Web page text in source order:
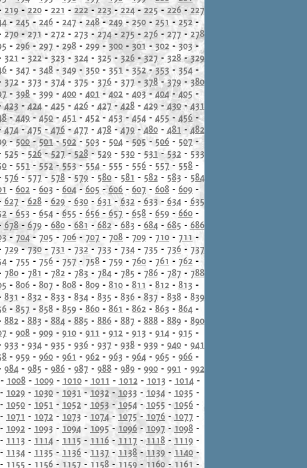
219- 220- 221 - 222- 223 - 224- 225 - 226- 227
- 245- 246 - 247 - 248-249- 250 - 251 - 252-
270- 271 - 272- 273 - 274- 275- 276- 277 - 278
- 296- 297 - 298 - 299 - 300 - 301-302 - 303 -
321 - 322- 323 - 324- 325 - 326-327 -328-329
- 347 - 348 - 349 - 350 - 351 -352-353 - 354 -
372- 373 - 374- 375- 376- 377- 378-379- 380
- 398 - 399 - 400 - 401 -402 - 403-404 - 405 -
423 -424- 425 - 426- 427- 428- 429-430-431
-449 -450 - 451 - 452 - 453 -454 - 455 -456 -
474-475 -476- 477 - 478-479-480- 481 -482
-500-501-502 - 503 - 504 -505-506 - 507-
525 - 526-527 -528- 529- 530- 531- 532- 533
- 551 - 552- 553- 554 - 555 - 556 - 557 - 558 -
576-577 - 578- 579- 580- 581 - 582- 583 - 584
- 602 - 603 - 604- 605 -606 - 607 - 608 - 609 -
627 - 628- 629- 630- 631-632- 633 - 634- 635
- 653 - 654 - 655 - 656 - 657 - 658 - 659 - 660 -
678- 679- 680- 681 - 682- 683 - 684- 685 - 686
- 704- 705 - 706 - 707 - 708 - 709 - 710 - 711 -
729-730- 731 - 732- 733 - 734- 735 - 736- 737
- 755 - 756 - 757 - 758 - 759 - 760 - 761 - 762 -
780- 781 - 782- 783 - 784- 785 - 786- 787 - 788
- 806 - 807 - 808 - 809 - 810 - 811 - 812 - 813 -
831 - 832- 833 - 834- 835 - 836- 837 - 838- 839
- 857 - 858 - 859 - 860 - 861 - 862 - 863 - 864 -
882- 883 - 884- 885 - 886- 887 - 888- 889- 890
- 908 - 909 - 910 - 911 - 912 - 913 - 914 - 915 -
933 - 934- 935 - 936- 937 - 938- 939- 940- 941
- 959 - 960 - 961 - 962 - 963 - 964 - 965 - 966 -
984- 985 - 986- 987 - 988- 989- 990- 991 - 992
- 1008- 1009- 1010- 1011 - 1012- 1013 - 1014-
- 1029 - 1030 - 1031 - 1032 - 1033 - 1034 - 1035 -
- 1050 - 1051 - 1052 - 1053 -1054 - 1055 -1056 -
- 1071 - 1072 - 1073 - 1074- 1075- 1076 -1077 -
- 1092 - 1093 - 1094 - 1095- 1096 - 1097 - 1098 -
- 1113 - 1114 - 1115 - 1116 - 1117 -1118 - 1119 -
- 1134 - 1135 - 1136 - 1137 - 1138 -1139 - 1140 -
- 1155 - 1156 - 1157 - 1158 - 1159 - 1160 -1161 -